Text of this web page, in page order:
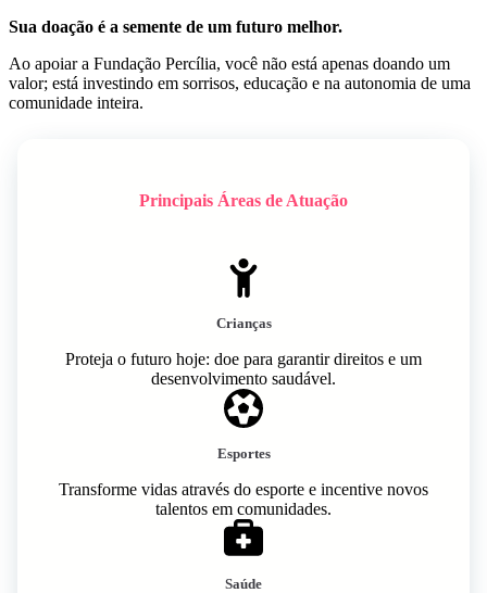
Sua doação é a semente de um futuro melhor.
Ao apoiar a Fundação Percília, você não está apenas doando um
valor; está investindo em sorrisos, educação e na autonomia de uma
comunidade inteira.
Principais Áreas de Atuação
Crianças
Proteja o futuro hoje: doe para garantir direitos e um
desenvolvimento saudável.
Esportes
Transforme vidas através do esporte e incentive novos
talentos em comunidades.
Saúde